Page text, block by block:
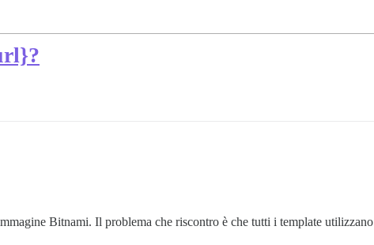
Bitnami. Il problema che riscontro è che tutti i template utilizzano